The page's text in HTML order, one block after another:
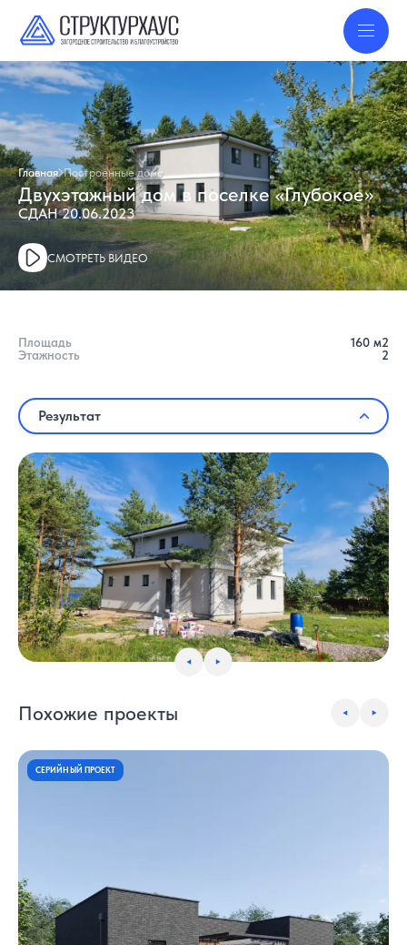
Главная Построенные дома
Двухэтажный дом в поселке «Глубокое»
СДАН 20.06.2023
СМОТРЕТЬ ВИДЕО
Площадь 160 м2
Этажность
2
Результат
Похожие проекты
СЕРИЙНЫЙ ПРОЕКТ